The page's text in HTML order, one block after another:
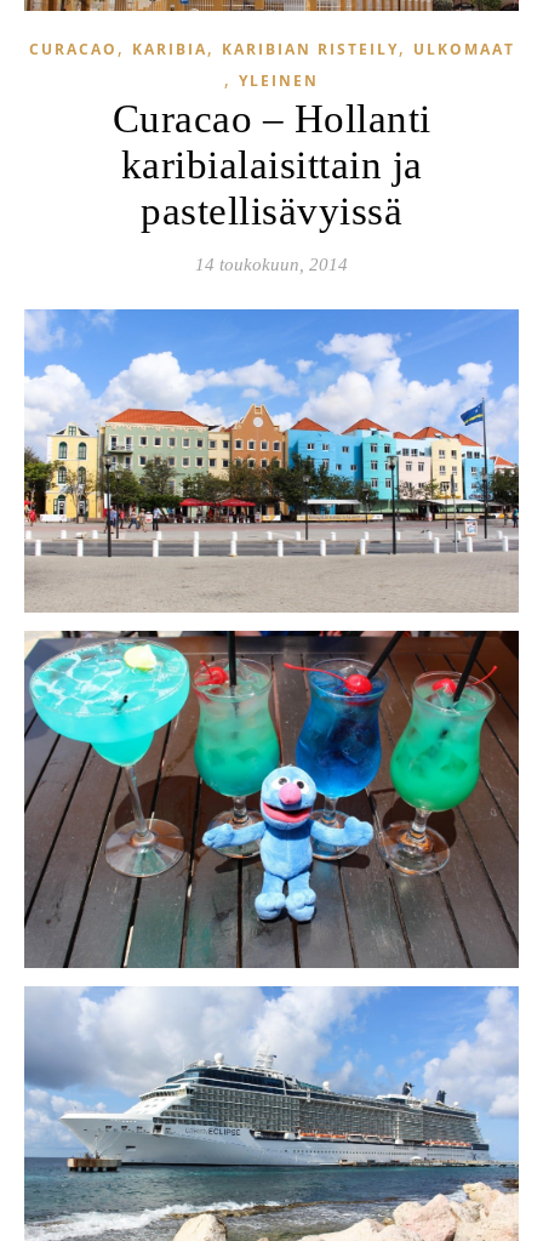
CURACAO , KARIBIA, KARIBIAN RISTEILY, ULKOMAAT
, YLEINEN
Curacao – Hollanti
karibialaisittain ja
pastellisävyissä
14 toukokuun, 2014